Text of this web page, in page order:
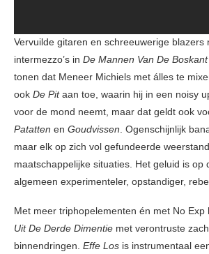
Vervuilde gitaren en schreeuwerige blazers
intermezzo’s in De Mannen Van De Boskant
tonen dat Meneer Michiels met álles te
ook De Pitaan toe, waarin hij in een noisy
voor de mond neemt, maar dat geldt ook
Patatten en Goudvissen. Ogenschijnlijk
maar elk op zich vol gefundeerde
maatschappelijke situaties. Het geluid is op
algemeen experimenteler, opstandiger,
Met meer triphopelementen én met No Exp
Uit De Derde Dimentie met verontruste
binnendringen. Effe Los is instrumentaal